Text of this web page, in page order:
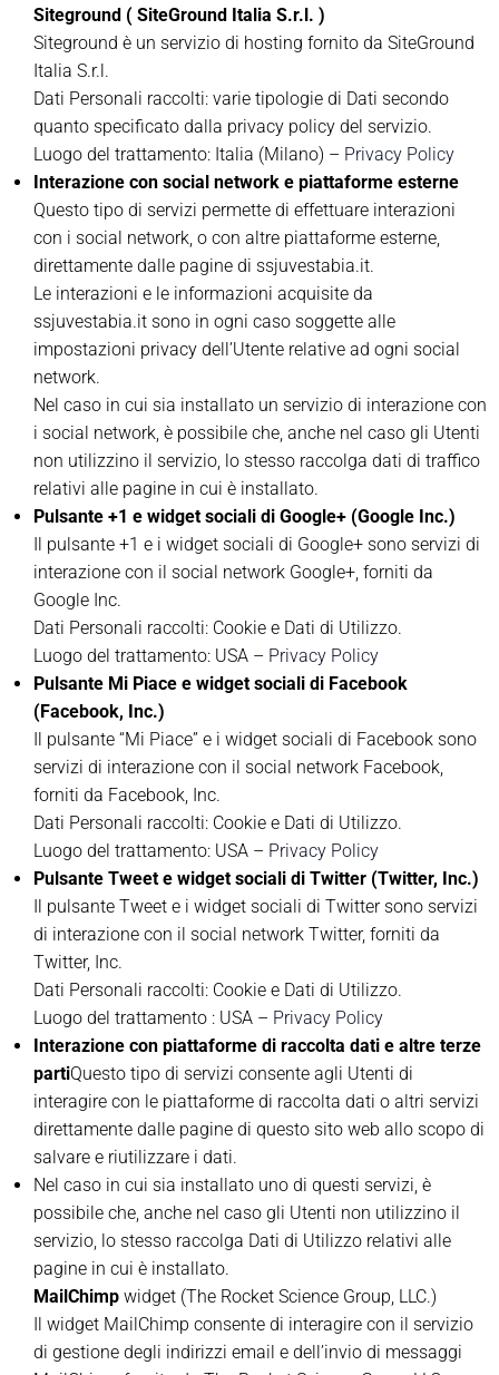
Siteground ( SiteGround Italia S.r.l. )
Siteground è un servizio di hosting fornito da SiteGround
Italia S.r.l.
Dati Personali raccolti: varie tipologie di Dati secondo
quanto specificato dalla privacy policy del servizio.
Luogo del trattamento: Italia (Milano) – Privacy Policy
Interazione con social network e piattaforme esterne
Questo tipo di servizi permette di effettuare interazioni
con i social network, o con altre piattaforme esterne,
direttamente dalle pagine di ssjuvestabia.it.
Le interazioni e le informazioni acquisite da
ssjuvestabia.it sono in ogni caso soggette alle
impostazioni privacy dell’Utente relative ad ogni social
network.
Nel caso in cui sia installato un servizio di interazione con
i social network, è possibile che, anche nel caso gli Utenti
non utilizzino il servizio, lo stesso raccolga dati di traffico
relativi alle pagine in cui è installato.
Pulsante +1 e widget sociali di Google+ (Google Inc.)
Il pulsante +1 e i widget sociali di Google+ sono servizi di
interazione con il social network Google+, forniti da
Google Inc.
Dati Personali raccolti: Cookie e Dati di Utilizzo.
Luogo del trattamento: USA – Privacy Policy
Pulsante Mi Piace e widget sociali di Facebook
(Facebook, Inc.)
Il pulsante “Mi Piace” e i widget sociali di Facebook sono
servizi di interazione con il social network Facebook,
forniti da Facebook, Inc.
Dati Personali raccolti: Cookie e Dati di Utilizzo.
Luogo del trattamento: USA – Privacy Policy
Pulsante Tweet e widget sociali di Twitter (Twitter, Inc.)
Il pulsante Tweet e i widget sociali di Twitter sono servizi
di interazione con il social network Twitter, forniti da
Twitter, Inc.
Dati Personali raccolti: Cookie e Dati di Utilizzo.
Luogo del trattamento : USA – Privacy Policy
Interazione con piattaforme di raccolta dati e altre terze
partiQuesto tipo di servizi consente agli Utenti di
interagire con le piattaforme di raccolta dati o altri servizi
direttamente dalle pagine di questo sito web allo scopo di
salvare e riutilizzare i dati.
Nel caso in cui sia installato uno di questi servizi, è
possibile che, anche nel caso gli Utenti non utilizzino il
servizio, lo stesso raccolga Dati di Utilizzo relativi alle
pagine in cui è installato.
MailChimp widget (The Rocket Science Group, LLC.)
Il widget MailChimp consente di interagire con il servizio
di gestione degli indirizzi email e dell’invio di messaggi